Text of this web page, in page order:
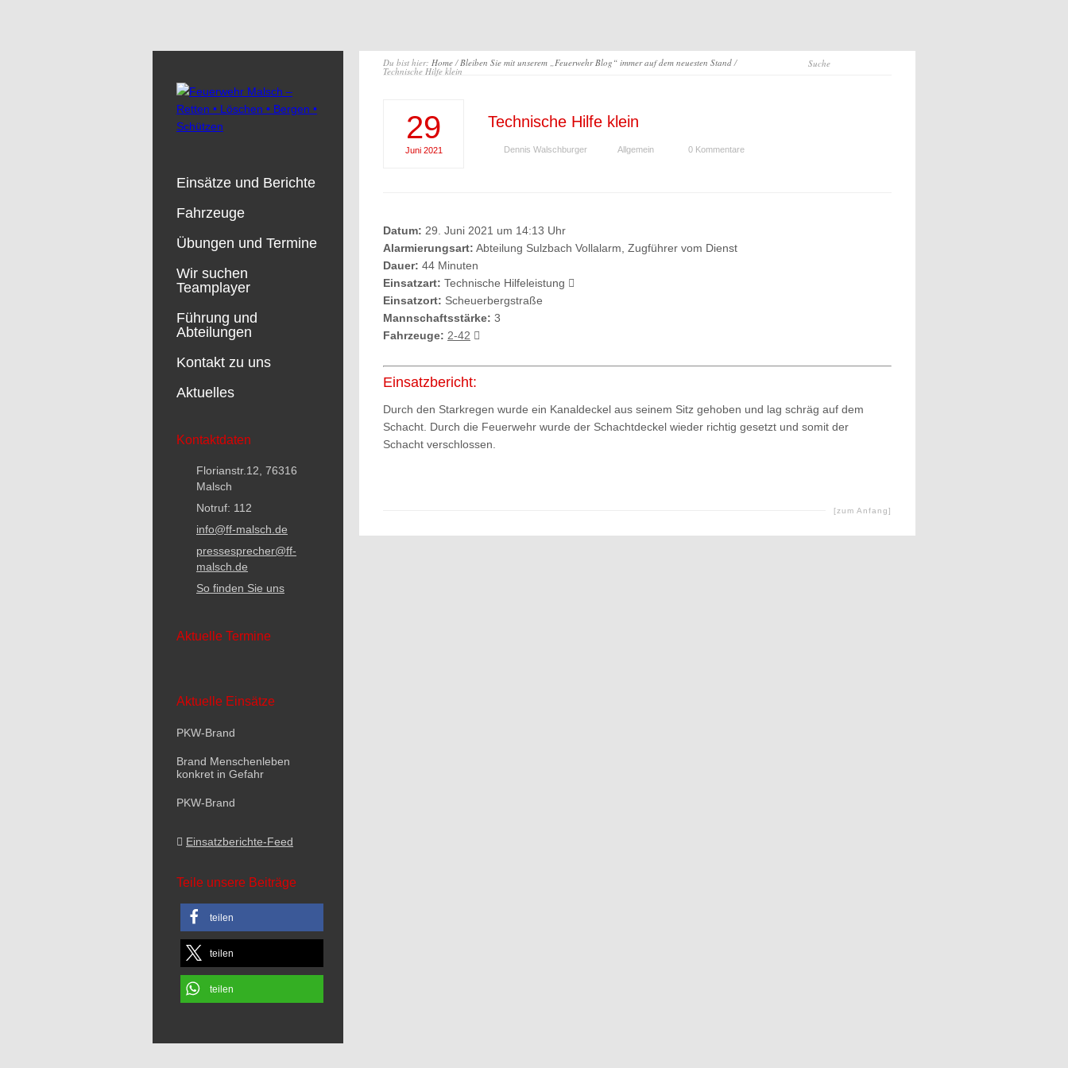
Du bist hier: Home/Bleiben Sie mit unserem „Feuerwehr Blog“ immer auf dem neuesten Stand/
Technische Hilfe klein
29
Juni 2021
Technische Hilfe klein
Dennis Walschburger Allgemein 0 Kommentare
Datum: 29. Juni 2021 um 14:13 Uhr
Alarmierungsart: Abteilung Sulzbach Vollalarm, Zugführer vom Dienst
Dauer: 44 Minuten
Einsatzart: Technische Hilfeleistung
Einsatzort: Scheuerbergstraße
Mannschaftsstärke: 3
Fahrzeuge: 2-42
Einsatzbericht:
Durch den Starkregen wurde ein Kanaldeckel aus seinem Sitz gehoben und lag schräg auf dem
Schacht. Durch die Feuerwehr wurde der Schachtdeckel wieder richtig gesetzt und somit der
Schacht verschlossen.
[zum Anfang]
Einsätze und Berichte
Fahrzeuge
Übungen und Termine
Wir suchen
Teamplayer
Führung und
Abteilungen
Kontakt zu uns
Aktuelles
Kontaktdaten
Florianstr.12, 76316
Malsch
Notruf: 112
info@ff-malsch.de
pressesprecher@ff-
malsch.de
So finden Sie uns
Aktuelle Termine
Aktuelle Einsätze
PKW-Brand
Brand Menschenleben
konkret in Gefahr
PKW-Brand
Einsatzberichte-Feed
Teile unsere Beiträge
teilen
teilen
teilen